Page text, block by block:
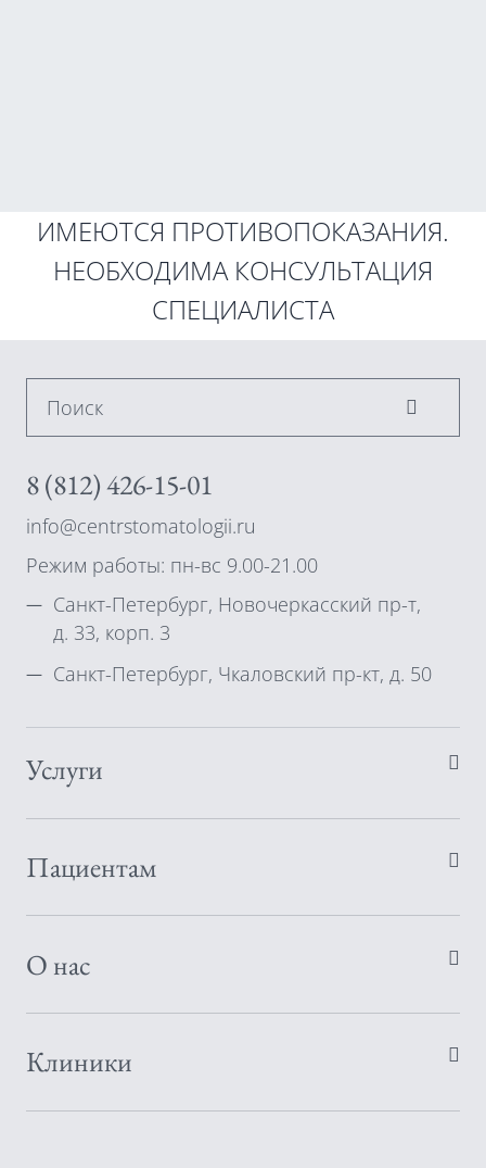
ИМЕЮТСЯ ПРОТИВОПОКАЗАНИЯ.
НЕОБХОДИМА КОНСУЛЬТАЦИЯ
СПЕЦИАЛИСТА
Поиск
8 (812) 426-15-01
info@centrstomatologii.ru
Режим работы: пн-вс 9.00-21.00
Санкт-Петербург, Новочеркасский пр-т,
д. 33, корп. 3
Санкт-Петербург, Чкаловский пр-кт, д. 50
Услуги
Пациентам
О нас
Клиники